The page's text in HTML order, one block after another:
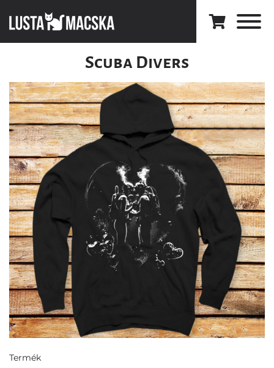
Scuba Divers
Termék